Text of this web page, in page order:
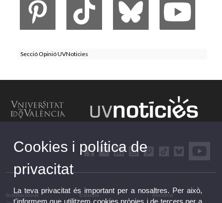
Secció Opinió UVNoticies
Institucional Estudis Recerca
Cookies i política de
privacitat
La teva privacitat és important per a nosaltres. Per això,